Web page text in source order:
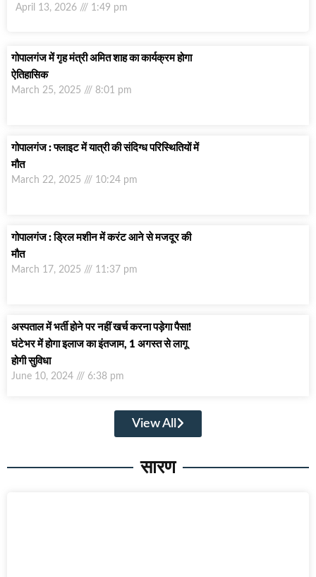
April 13, 2026 1:49 pm
गोपालगंज में गृह मंत्री अमित शाह का कार्यक्रम होगा
ऐतिहासिक
March 25, 2025 8:01 pm
गोपालगंज : फ्लाइट में यात्री की संदिग्ध परिस्थितियों में
मौत
March 22, 2025 10:24 pm
गोपालगंज : ड्रिल मशीन में करंट आने से मजदूर की
मौत
March 17, 2025 11:37 pm
अस्‍पताल में भर्ती होने पर नहीं खर्च करना पड़ेगा पैसा!
घंटेभर में होगा इलाज का इंतजाम, 1 अगस्‍त से लागू
होगी सुविधा
June 10, 2024 6:38 pm
View All
सारण